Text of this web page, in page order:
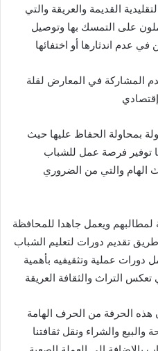
القديمة والعريقة والتي
على التمسك بها وتوصيل
في عدم اندثارها أو اختفائها
المشاركة في المعارض لقلة
بمحاولة الحفاظ عليها حيث
توفير فرصة عمل للشباب
الهام والتي من الضروري
ويعمل جاهدا للمحافظة
تقديم دورات لتعليم الشباب
دورات عملية وتثقيفيه بأهمية
تعكس التراث والثقافة العريقة
الحرفة من الحرف الهامة
والشراء ونقل ثقافتنا